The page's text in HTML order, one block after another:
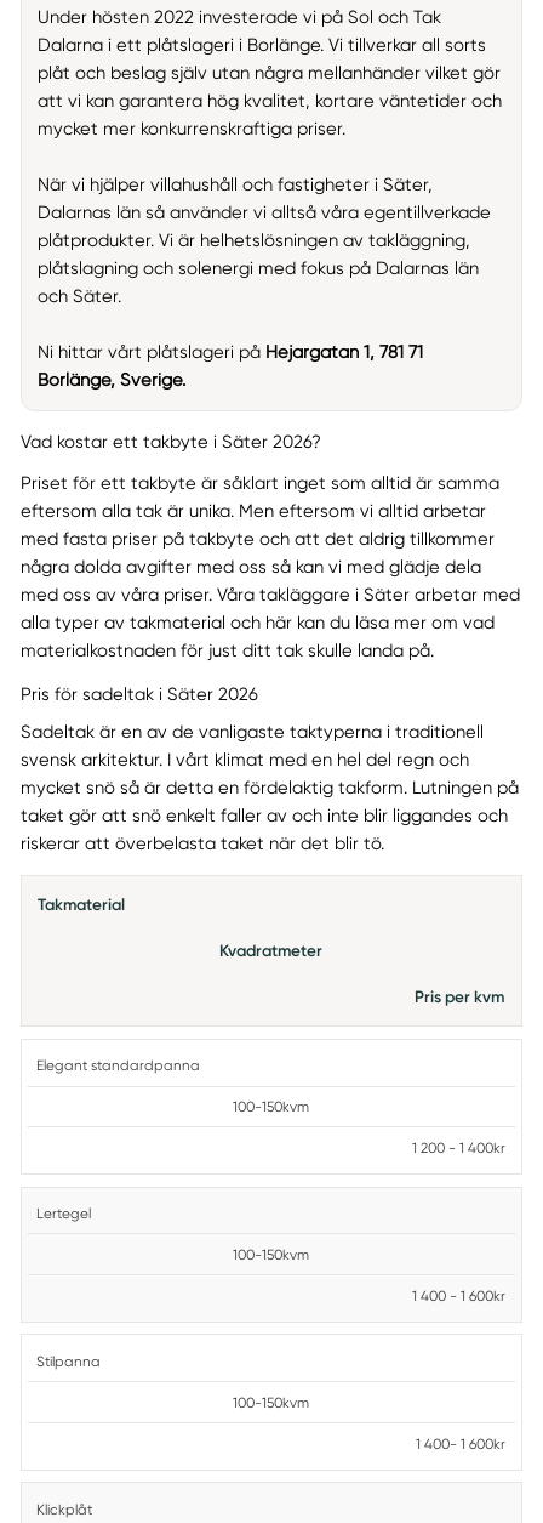
Under hösten 2022 investerade vi på Sol och Tak
Dalarna i ett plåtslageri i Borlänge. Vi tillverkar all sorts
plåt och beslag själv utan några mellanhänder vilket gör
att vi kan garantera hög kvalitet, kortare väntetider och
mycket mer konkurrenskraftiga priser.
När vi hjälper villahushåll och fastigheter i Säter,
Dalarnas län så använder vi alltså våra egentillverkade
plåtprodukter. Vi är helhetslösningen av takläggning,
plåtslagning och solenergi med fokus på Dalarnas län
och Säter.
Ni hittar vårt plåtslageri på Hejargatan 1, 781 71
Borlänge, Sverige.
Vad kostar ett takbyte i Säter 2026?
Priset för ett takbyte är såklart inget som alltid är samma
eftersom alla tak är unika. Men eftersom vi alltid arbetar
med fasta priser på takbyte och att det aldrig tillkommer
några dolda avgifter med oss så kan vi med glädje dela
med oss av våra priser. Våra takläggare i Säter arbetar med
alla typer av takmaterial och här kan du läsa mer om vad
materialkostnaden för just ditt tak skulle landa på.
Pris för sadeltak i Säter 2026
Sadeltak är en av de vanligaste taktyperna i traditionell
svensk arkitektur. I vårt klimat med en hel del regn och
mycket snö så är detta en fördelaktig takform. Lutningen på
taket gör att snö enkelt faller av och inte blir liggandes och
riskerar att överbelasta taket när det blir tö.
Takmaterial
Kvadratmeter
Pris per kvm
Elegant standardpanna
100-150kvm
1 200 - 1 400kr
Lertegel
100-150kvm
1 400 - 1 600kr
Stilpanna
100-150kvm
1 400- 1 600kr
Klickplåt